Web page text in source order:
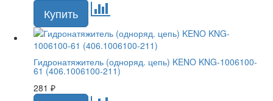
Гидронатяжитель (одноряд. цепь) KENO KNG-1006100-
61 (406.1006100-211)
281 ₽